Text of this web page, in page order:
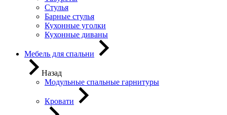
Стулья
Барные стулья
Кухонные уголки
Кухонные диваны
Мебель для спальни
Назад
Модульные спальные гарнитуры
Кровати